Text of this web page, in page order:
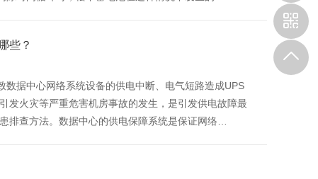
些？
数据中心网络系统设备的供电中断、电气短路造成UPS
发火灾等严重危害机房事故的发生，是引发供电故障最
排查方法。数据中心的供电保障系统是保证网络…